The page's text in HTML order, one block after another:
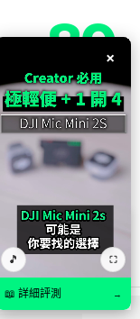
89
耳式監聽
與人聲利器
典 MDR-7506 到
在舞台製作者與創
×
🎵 ⛶
📖 詳細評測 →